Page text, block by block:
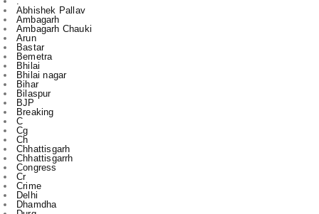
Bastar
Bemetra
Bhilai
Bhilai nagar
Bihar
Bilaspur
BJP
Breaking
C
Cg
Ch
Chhattisgarh
Chhattisgarrh
Congress
Cr
Crime
Delhi
Dhamdha
Durg
Durg Bakliwl
Education
English
English News